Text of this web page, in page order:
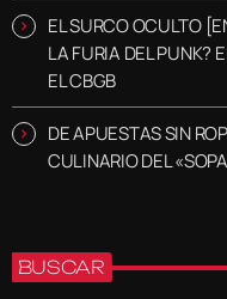
EL SURCO OCULTO
LA FURIA DEL PUNK?
EL CBGB
DE APUESTAS SIN
CULINARIO DEL
BUSCAR